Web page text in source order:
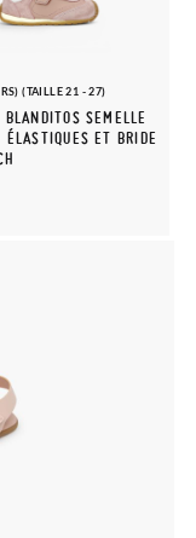
(TAILLE 21 - 27)
SEMELLE
ÉLASTIQUES ET BRIDE